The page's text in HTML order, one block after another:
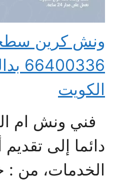
ونش كرين
الكويت
فني ونش ام
دائما إلى
الخدمات، من :